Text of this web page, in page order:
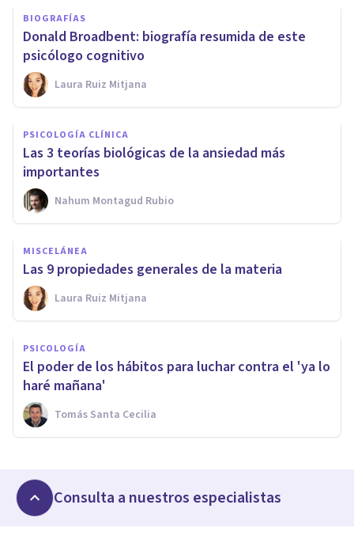
BIOGRAFÍAS
Donald Broadbent: biografía resumida de este
psicólogo cognitivo
Laura Ruiz Mitjana
PSICOLOGÍA CLÍNICA
Las 3 teorías biológicas de la ansiedad más
importantes
Nahum Montagud Rubio
MISCELÁNEA
Las 9 propiedades generales de la materia
Laura Ruiz Mitjana
PSICOLOGÍA
El poder de los hábitos para luchar contra el 'ya lo
haré mañana'
Tomás Santa Cecilia
Consulta a nuestros especialistas